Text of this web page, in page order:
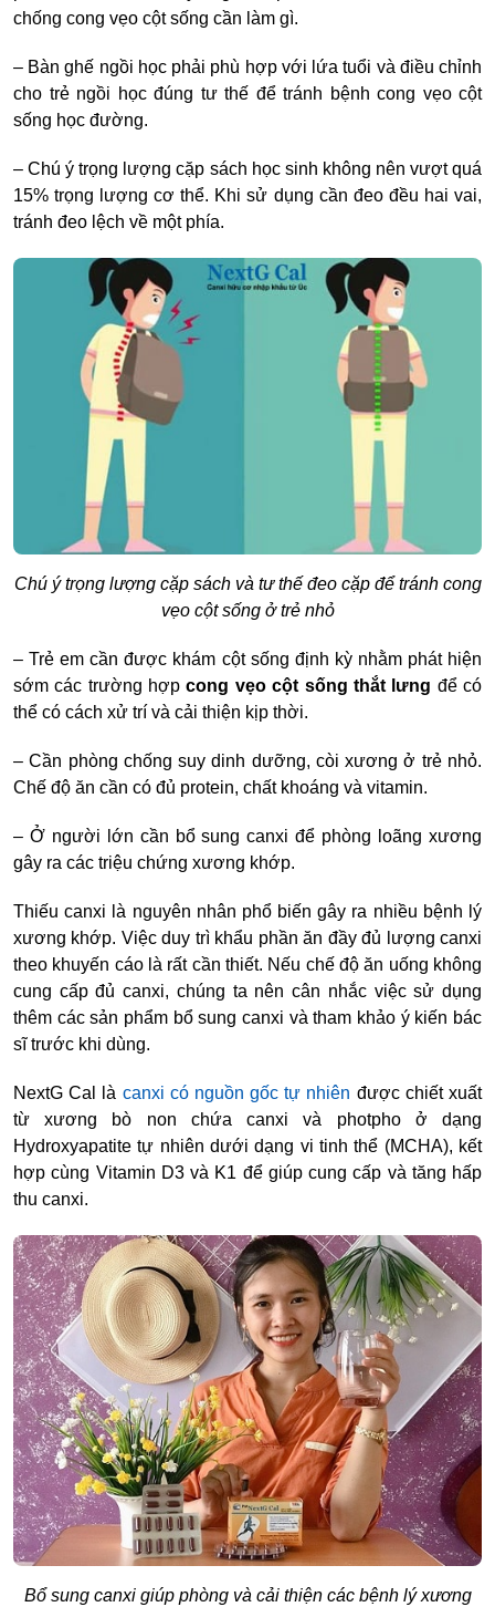
chống cong vẹo cột sống cần làm gì.
– Bàn ghế ngồi học phải phù hợp với lứa tuổi và điều chỉnh
cho trẻ ngồi học đúng tư thế để tránh bệnh cong vẹo cột
sống học đường.
–Chú ý trọng lượng cặp sách học sinh không nên vượt quá
15% trọng lượng cơ thể. Khi sử dụng cần đeo đều hai vai,
tránh đeo lệch về một phía.
Chú ý trọng lượng cặp sách và tư thế đeo cặp để tránh cong
vẹo cột sống ở trẻ nhỏ
– Trẻ em cần được khám cột sống định kỳ nhằm phát hiện
sớm các trường hợpcong vẹo cột sống thắt lưng để có
thể có cách xử trí và cải thiện kịp thời.
–Cần phòng chống suy dinh dưỡng, còi xương ở trẻ nhỏ.
Chế độ ăn cần có đủ protein, chất khoáng và vitamin.
– Ở người lớn cần bổ sung canxi để phòng loãng xương
gây ra các triệu chứng xương khớp.
Thiếu canxi là nguyên nhân phổ biến gây ra nhiều bệnh lý
xương khớp. Việc duy trì khẩu phần ăn đầy đủ lượng canxi
theo khuyến cáo là rất cần thiết. Nếu chế độ ăn uống không
cung cấp đủ canxi, chúng ta nên cân nhắc việc sử dụng
thêm các sản phẩm bổ sung canxi và tham khảo ý kiến bác
sĩ trước khi dùng.
NextG Cal là canxi có nguồn gốc tự nhiên được chiết xuất
từ xương bò non chứa canxi và photpho ở dạng
Hydroxyapatite tự nhiên dưới dạng vi tinh thể (MCHA), kết
hợp cùng Vitamin D3 và K1 để giúp cung cấp và tăng hấp
thu canxi.
Bổ sung canxi giúp phòng và cải thiện các bệnh lý xương